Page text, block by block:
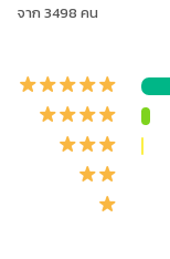
จาก 3498 คน